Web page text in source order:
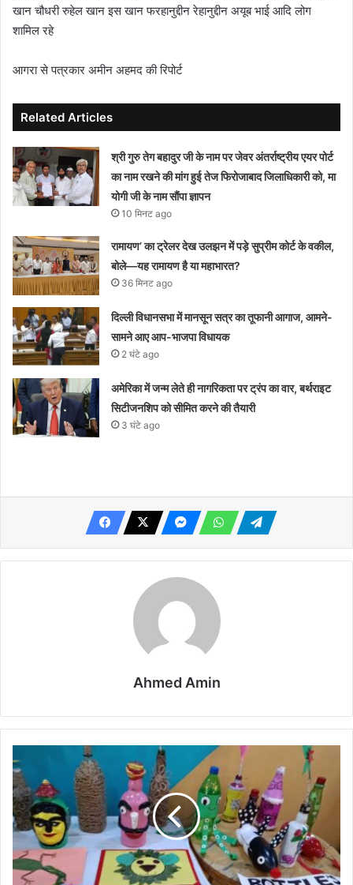
खान चौधरी रुहेल खान इस खान फरहानुद्दीन रेहानुद्दीन अयूब भाई आदि लोग
शामिल रहे
आगरा से पत्रकार अमीन अहमद की रिपोर्ट
Related Articles
श्री गुरु तेग बहादुर जी के नाम पर जेवर अंतर्राष्ट्रीय एयर पोर्ट
का नाम रखने की मांग हुई तेज फिरोजाबाद जिलाधिकारी को, मा
योगी जी के नाम सौंपा ज्ञापन
10 मिनट ago
रामायण’ का ट्रेलर देख उलझन में पड़े सुप्रीम कोर्ट के वकील,
बोले—यह रामायण है या महाभारत?
36 मिनट ago
दिल्ली विधानसभा में मानसून सत्र का तूफानी आगाज, आमने-
सामने आए आप-भाजपा विधायक
2 घंटे ago
अमेरिका में जन्म लेते ही नागरिकता पर ट्रंप का वार, बर्थराइट
सिटीजनशिप को सीमित करने की तैयारी
3 घंटे ago
Ahmed Amin
नाट्यकर्म
थिएटर
की
कला
और
शिल्प
की